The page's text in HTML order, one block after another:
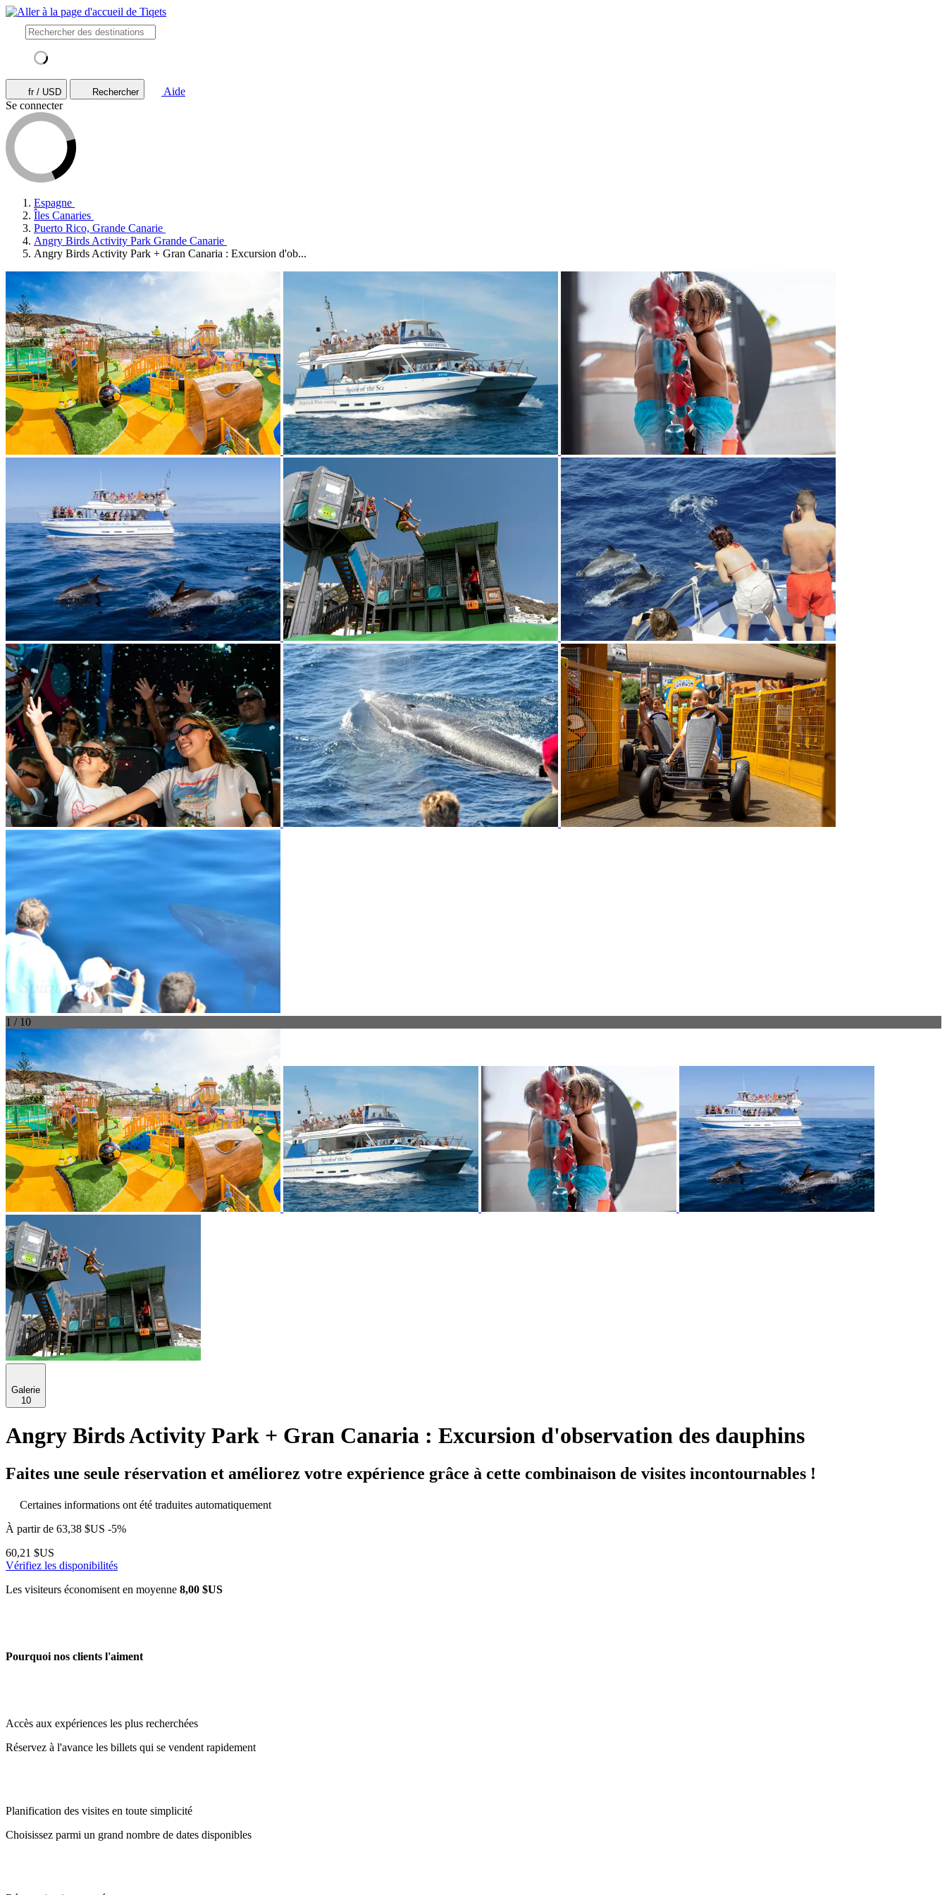
fr / USD Rechercher
Aide
Se connecter
Espagne
Îles Canaries
Puerto Rico, Grande Canarie
Angry Birds Activity Park Grande Canarie
Angry Birds Activity Park + Gran Canaria : Excursion d'ob...
1 / 10
Galerie
10
Angry Birds Activity Park + Gran Canaria : Excursion d'observation des dauphins
Faites une seule réservation et améliorez votre expérience grâce à cette combinaison de visites incontournables !
Certaines informations ont été traduites automatiquement
À partir de 63,38 $US -5%
60,21 $US
Vérifiez les disponibilités
Les visiteurs économisent en moyenne 8,00 $US
Pourquoi nos clients l'aiment
Accès aux expériences les plus recherchées
Réservez à l'avance les billets qui se vendent rapidement
Planification des visites en toute simplicité
Choisissez parmi un grand nombre de dates disponibles